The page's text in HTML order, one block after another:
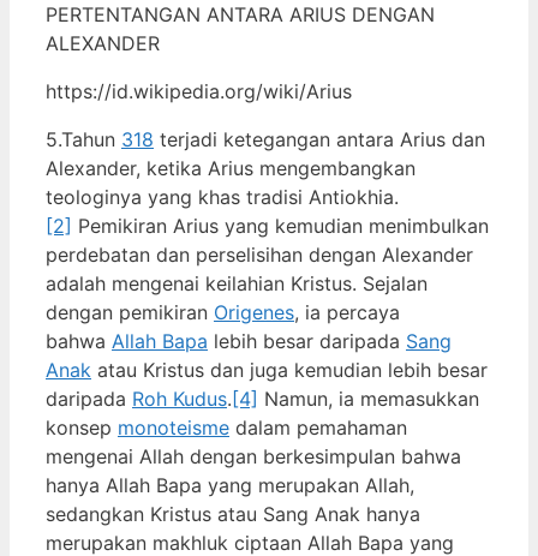
PERTENTANGAN ANTARA ARIUS DENGAN
ALEXANDER
https://id.wikipedia.org/wiki/Arius
5.Tahun 318 terjadi ketegangan antara Arius dan
Alexander, ketika Arius mengembangkan
teologinya yang khas tradisi Antiokhia.
[2] Pemikiran Arius yang kemudian menimbulkan
perdebatan dan perselisihan dengan Alexander
adalah mengenai keilahian Kristus. Sejalan
dengan pemikiran Origenes, ia percaya
bahwa Allah Bapa lebih besar daripada Sang
Anak atau Kristus dan juga kemudian lebih besar
daripada Roh Kudus.[4] Namun, ia memasukkan
konsep monoteisme dalam pemahaman
mengenai Allah dengan berkesimpulan bahwa
hanya Allah Bapa yang merupakan Allah,
sedangkan Kristus atau Sang Anak hanya
merupakan makhluk ciptaan Allah Bapa yang